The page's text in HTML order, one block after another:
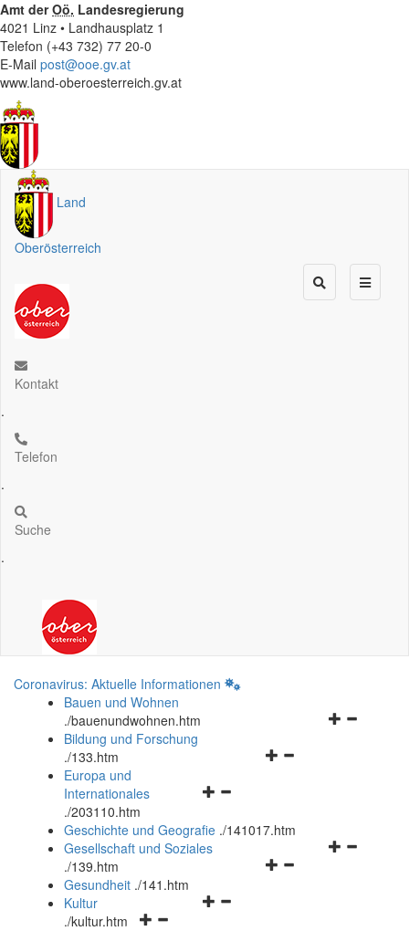
Amt derOö. Landesregierung
4021 Linz • Landhausplatz 1
Telefon (+43 732) 77 20-0
E-Mail post@ooe.gv.at
www.land-oberoesterreich.gv.at
Land
Oberösterreich
Kontakt
.
Telefon
.
Suche
.
Coronavirus: Aktuelle Informationen
Bauen und Wohnen
./bauenundwohnen.htm
Navigationsmenü
Bildung und Forschung
./133.htm
Navigationsmenü
und
schließen
Europa und
Internationales
./203110.htm
Geschichte und Geografie ./141017.htm
Navigationsmenü
Gesellschaft und Soziales
./139.htm
Navigationsmenü
Gesundheit ./141.htm
Navigationsmenü
Kultur
./kultur.htm